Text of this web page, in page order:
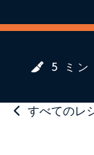
5 ミン
すべてのレ